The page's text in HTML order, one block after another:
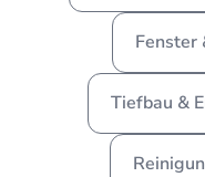
Fenster
Tiefbau &